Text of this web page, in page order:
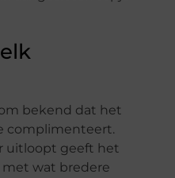
bekend dat het
complimenteert.
uitloopt geeft het
wat bredere